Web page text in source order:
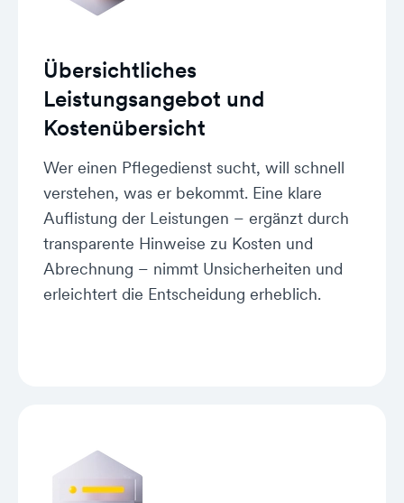
Übersichtliches
Leistungsangebot und
Kostenübersicht
Wer einen Pflegedienst sucht, will schnell
verstehen, was er bekommt. Eine klare
Auflistung der Leistungen – ergänzt durch
transparente Hinweise zu Kosten und
Abrechnung – nimmt Unsicherheiten und
erleichtert die Entscheidung erheblich.